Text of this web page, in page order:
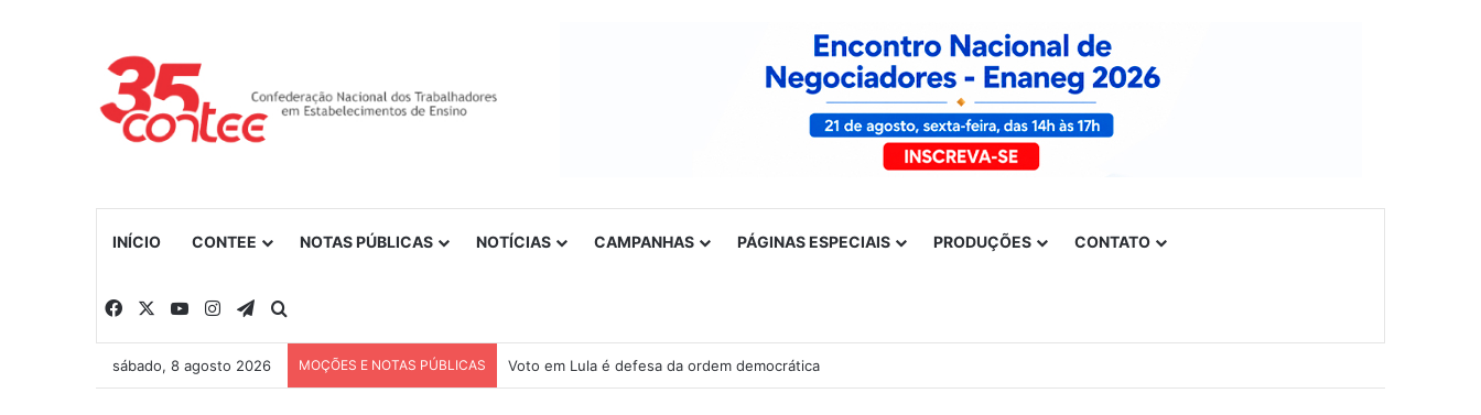
INÍCIO CONTEE NOTAS PÚBLICAS NOTÍCIAS CAMPANHAS PÁGINAS ESPECIAIS PRODUÇÕES CONTATO
Facebook YouTubeInstagramTelegram
sábado, 8 agosto 2026 MOÇÕES E NOTAS PÚBLICAS Voto em Lula é defesa da ordem democrática